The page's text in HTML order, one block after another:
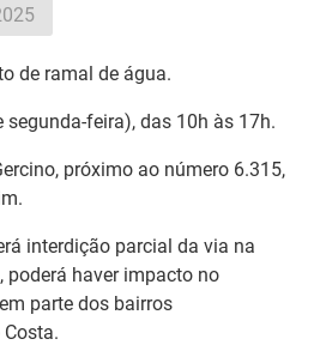
de ramal de água.
segunda-feira), das 10h às 17h.
próximo ao número 6.315,
interdição parcial da via na
poderá haver impacto no
parte dos bairros